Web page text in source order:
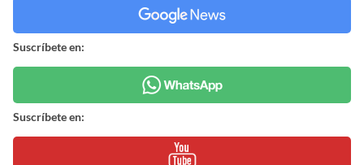
Suscríbete en:
Suscríbete en: